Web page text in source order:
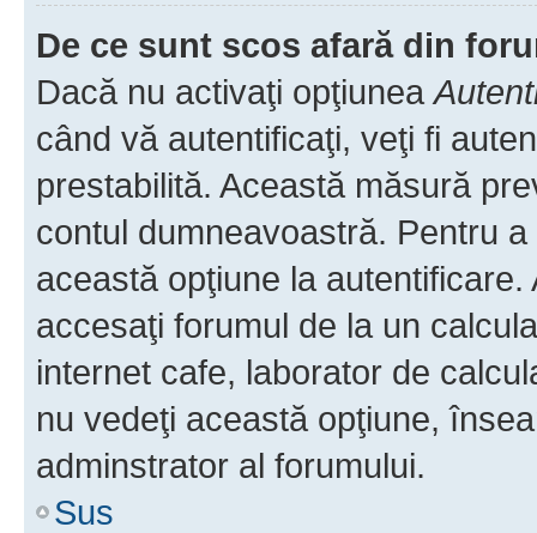
De ce sunt scos afară din
Dacă nu activaţi opţiunea
când vă autentificaţi, veţi fi
prestabilită. Această măsură
contul dumneavoastră. Pentru
această opţiune la
accesaţi forumul de la un
internet cafe, laborator de
nu vedeţi această opţiune,
adminstrator al forumului.
Sus